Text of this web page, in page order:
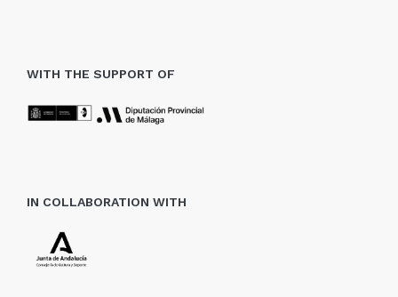
WITH THE SUPPORT OF
IN COLLABORATION WITH